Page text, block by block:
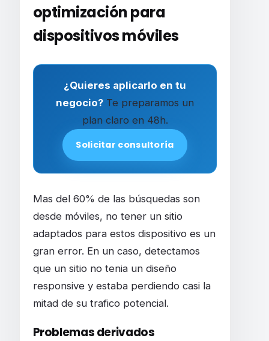
optimización para
dispositivos móviles
¿Quieres aplicarlo en tu
negocio? Te preparamos un
plan claro en 48h.
Solicitar consultoría
Mas del 60% de las búsquedas son
desde móviles, no tener un sitio
adaptados para estos dispositivo es un
gran error. En un caso, detectamos
que un sitio no tenia un diseño
responsive y estaba perdiendo casi la
mitad de su trafico potencial.
Problemas derivados